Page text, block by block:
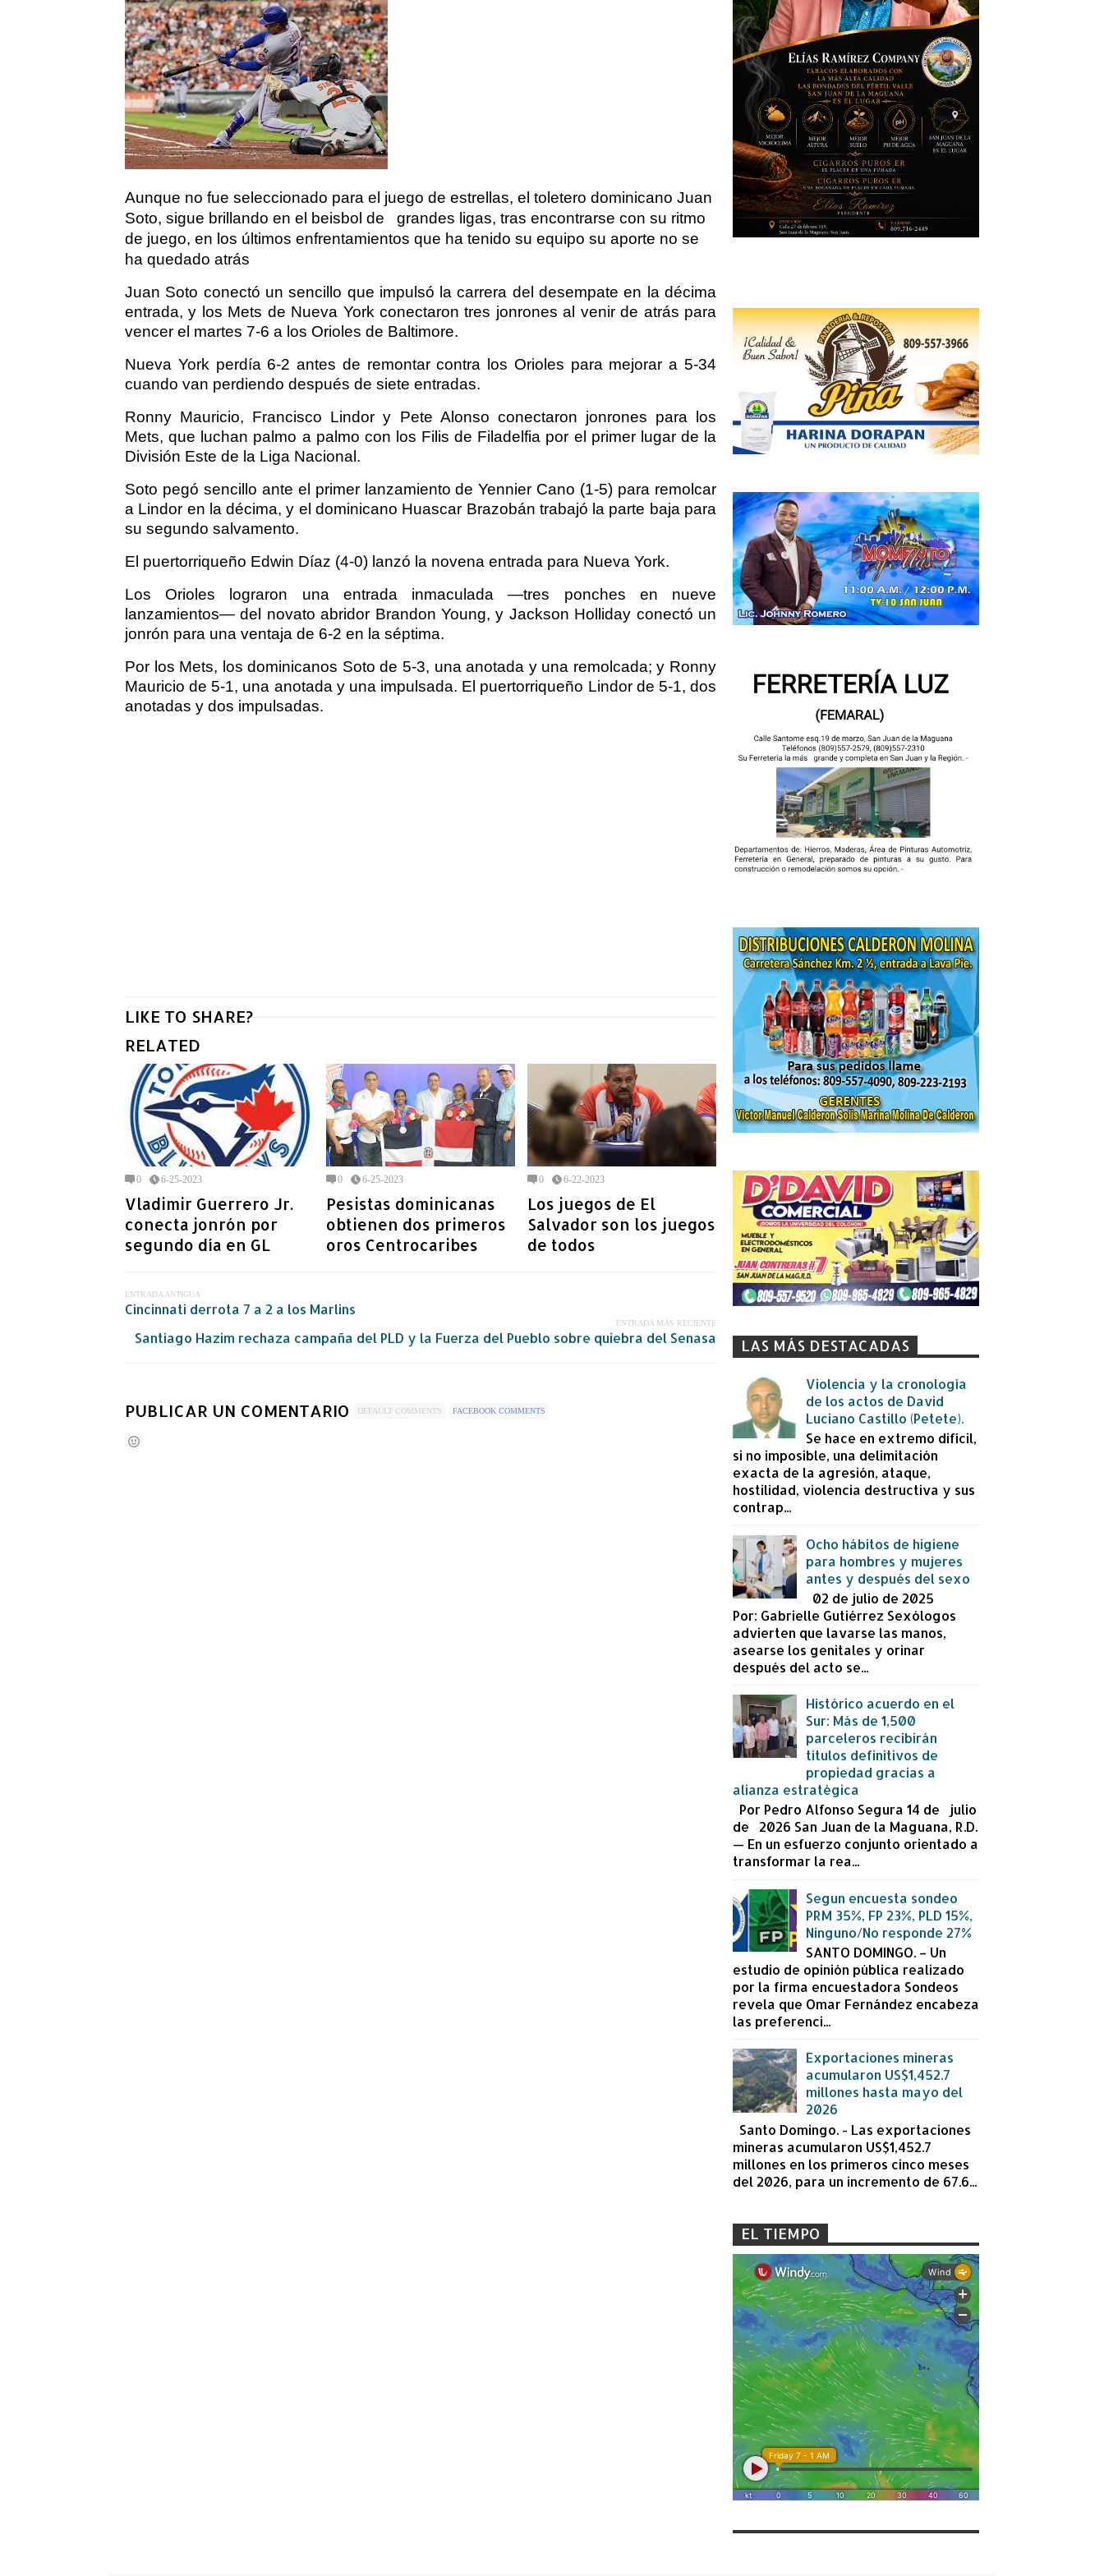
Aunque no fue seleccionado para el juego de estrellas, el toletero dominicano Juan
Soto, sigue brillando en el beisbol de
grandes ligas, tras encontrarse con su ritmo
de juego, en los últimos enfrentamientos que ha tenido su equipo su aporte no se
ha quedado atrás
Juan Soto conectó un sencillo que impulsó la carrera del desempate en la décima
entrada, y los Mets de Nueva York conectaron tres jonrones al venir de atrás para
vencer el martes 7-6 a los Orioles de Baltimore.
Nueva York perdía 6-2 antes de remontar contra los Orioles para mejorar a 5-34
cuando van perdiendo después de siete entradas.
Ronny Mauricio, Francisco Lindor y Pete Alonso conectaron jonrones para los
Mets, que luchan palmo a palmo con los Filis de Filadelfia por el primer lugar de la
División Este de la Liga Nacional.
Soto pegó sencillo ante el primer lanzamiento de Yennier Cano (1-5) para remolcar
a Lindor en la décima, y el dominicano Huascar Brazobán trabajó la parte baja para
su segundo salvamento.
El puertorriqueño Edwin Díaz (4-0) lanzó la novena entrada para Nueva York.
Los Orioles lograron una entrada inmaculada —tres ponches en nueve
lanzamientos— del novato abridor Brandon Young, y Jackson Holliday conectó un
jonrón para una ventaja de 6-2 en la séptima.
Por los Mets, los dominicanos Soto de 5-3, una anotada y una remolcada; y Ronny
Mauricio de 5-1, una anotada y una impulsada. El puertorriqueño Lindor de 5-1, dos
anotadas y dos impulsadas.
LIKE TO SHARE?
RELATED
0 6-25-2023
Vladimir Guerrero Jr.
conecta jonrón por
segundo día en GL
0 6-25-2023
Pesistas dominicanas
obtienen dos primeros
oros Centrocaribes
0 6-22-2023
Los juegos de El
Salvador son los juegos
de todos
ENTRADA ANTIGUA
Cincinnati derrota 7 a 2 a los Marlins
ENTRADA MÁS RECIENTE
Santiago Hazim rechaza campaña del PLD y la Fuerza del Pueblo sobre quiebra del Senasa
PUBLICAR UN COMENTARIO DEFAULT COMMENTS FACEBOOK COMMENTS
LAS MÁS DESTACADAS
Violencia y la cronología
de los actos de David
Luciano Castillo (Petete).
Se hace en extremo difícil,
si no imposible, una delimitación
exacta de la agresión, ataque,
hostilidad, violencia destructiva y sus
contrap...
Ocho hábitos de higiene
para hombres y mujeres
antes y después del sexo
02 de julio de 2025
Por: Gabrielle Gutiérrez Sexólogos
advierten que lavarse las manos,
asearse los genitales y orinar
después del acto se...
Histórico acuerdo en el
Sur: Más de 1,500
parceleros recibirán
títulos definitivos de
propiedad gracias a
alianza estratégica
Por Pedro Alfonso Segura 14 de julio
de 2026 San Juan de la Maguana, R.D.
— En un esfuerzo conjunto orientado a
transformar la rea...
Segun encuesta sondeo
PRM 35%, FP 23%, PLD 15%,
Ninguno/No responde 27%
SANTO DOMINGO. – Un
estudio de opinión pública realizado
por la firma encuestadora Sondeos
revela que Omar Fernández encabeza
las preferenci...
Exportaciones mineras
acumularon US$1,452.7
millones hasta mayo del
2026
Santo Domingo. - Las exportaciones
mineras acumularon US$1,452.7
millones en los primeros cinco meses
del 2026, para un incremento de 67.6...
EL TIEMPO